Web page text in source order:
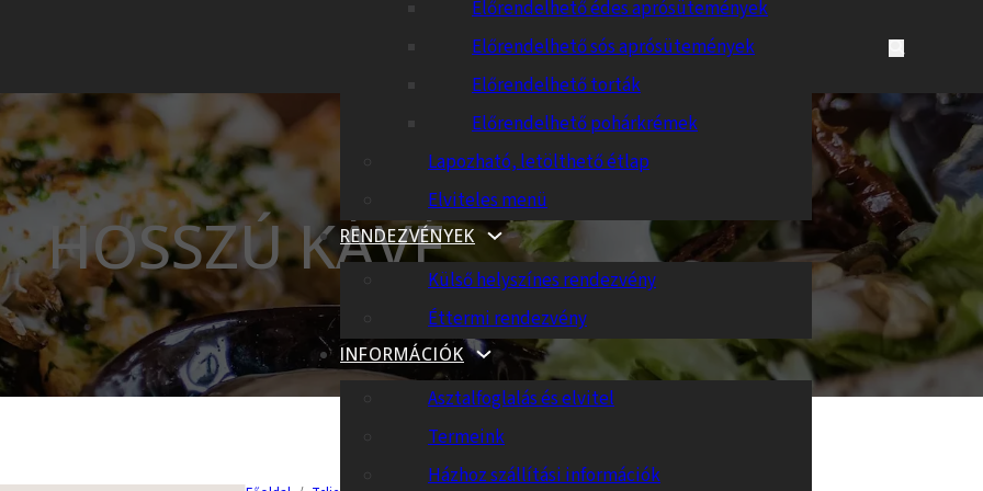
Előrendelhető édes aprósütemények
Előrendelhető sós aprósütemények
Előrendelhető torták
Előrendelhető pohárkrémek
Lapozható, letölthető étlap
Elviteles menü
RENDEZVÉNYEK
Külső helyszínes rendezvény
Éttermi rendezvény
INFORMÁCIÓK
Asztalfoglalás és elvitel
Termeink
Házhoz szállítási információk
HOSSZÚ KÁVÉ